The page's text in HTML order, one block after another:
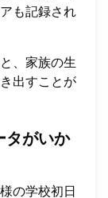
も記録され
、家族の生
出すことが
タがいか
の学校初日